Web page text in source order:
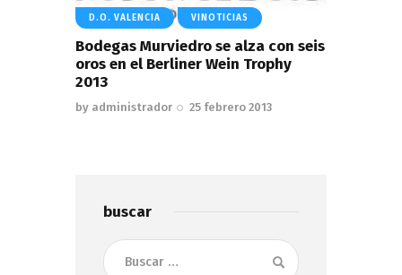
D.O. VALENCIA VINOTICIAS
Bodegas Murviedro se alza con seis
oros en el Berliner Wein Trophy
2013
by administrador 25 febrero 2013
buscar
Buscar: